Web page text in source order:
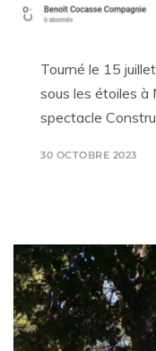
Tourné le 15
sous les étoiles à
spectacle
30 OCTOBRE 2023